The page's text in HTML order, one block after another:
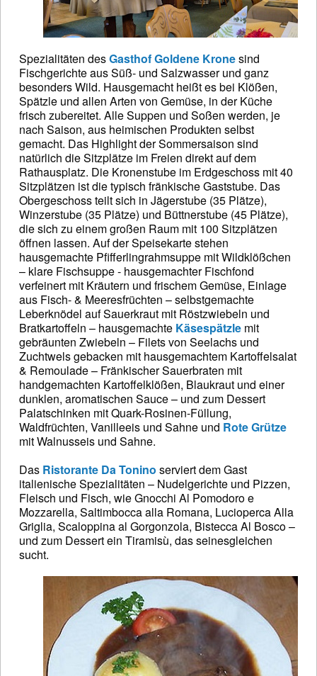
Spezialitäten desGasthof Goldene Kronesind
Fischgerichte aus Süß- und Salzwasser und ganz
besonders Wild. Hausgemacht heißt es bei Klößen,
Spätzle und allen Arten von Gemüse, in der Küche
frisch zubereitet. Alle Suppen und Soßen werden, je
nach Saison, aus heimischen Produkten selbst
gemacht. Das Highlight der Sommersaison sind
natürlich die Sitzplätze im Freien direkt auf dem
Rathausplatz. Die Kronenstube im Erdgeschoss mit 40
Sitzplätzen ist die typisch fränkische Gaststube. Das
Obergeschoss teilt sich in Jägerstube (35 Plätze),
Winzerstube (35 Plätze) und Büttnerstube (45 Plätze),
die sich zu einem großen Raum mit 100 Sitzplätzen
öffnen lassen. Auf der Speisekarte stehen
hausgemachte Pfifferlingrahmsuppe mit Wildklößchen
– klare Fischsuppe - hausgemachter Fischfond
verfeinert mit Kräutern und frischem Gemüse, Einlage
aus Fisch- & Meeresfrüchten – selbstgemachte
Leberknödel auf Sauerkraut mit Röstzwiebeln und
Bratkartoffeln – hausgemachte Käsespätzle mit
gebräunten Zwiebeln – Filets von Seelachs und
Zuchtwels gebacken mit hausgemachtem Kartoffelsalat
& Remoulade – Fränkischer Sauerbraten mit
handgemachten Kartoffelklößen, Blaukraut und einer
dunklen, aromatischen Sauce – und zum Dessert
Palatschinken mit Quark-Rosinen-Füllung,
Waldfrüchten, Vanilleeis und Sahne und Rote Grütze
mit Walnusseis und Sahne.
Das Ristorante Da Tonino serviert dem Gast
italienische Spezialitäten – Nudelgerichte und Pizzen,
Fleisch und Fisch, wie Gnocchi Al Pomodoro e
Mozzarella, Saltimbocca alla Romana, Lucioperca Alla
Griglia, Scaloppina al Gorgonzola, Bistecca Al Bosco –
und zum Dessert ein Tiramisù, das seinesgleichen
sucht.